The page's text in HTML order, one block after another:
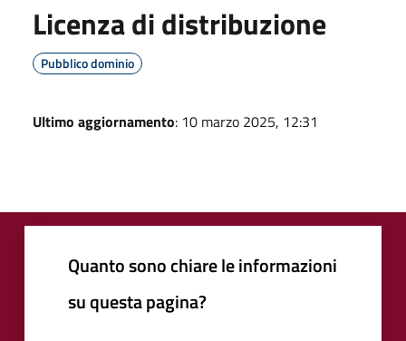
Licenza di distribuzione
Pubblico dominio
Ultimo aggiornamento: 10 marzo 2025, 12:31
Quanto sono chiare le informazioni
su questa pagina?